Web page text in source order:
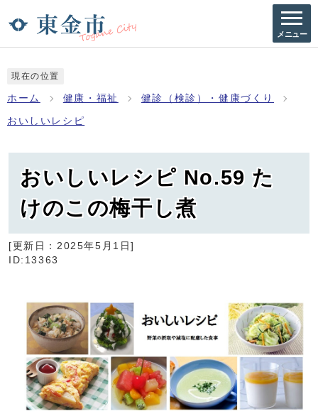
メニュー
現在の位置
ホーム 健康・福祉 健診（検診）・健康づくり
おいしいレシピ
おいしいレシピ No.59 た
けのこの梅干し煮
[更新日： 2025年5月1日]
ID:13363